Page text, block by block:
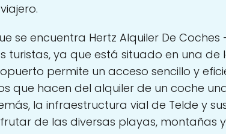
se encuentra Hertz Alquiler De
turistas, ya que está situado en una de
permite un acceso sencillo y
que hacen del alquiler de un coche
la infraestructura vial de Telde y
de las diversas playas, montañas